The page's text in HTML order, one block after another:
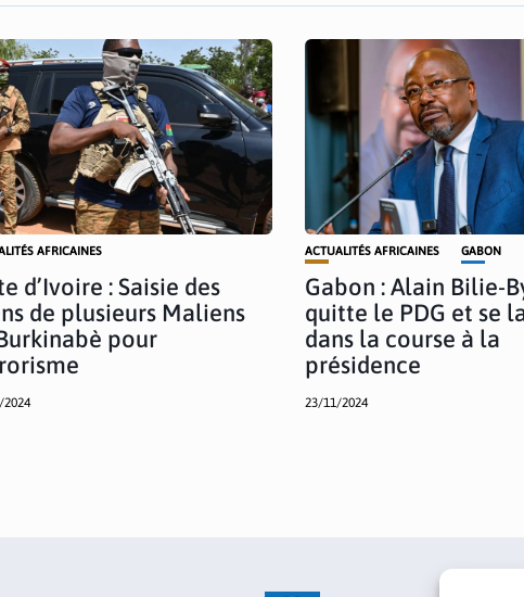
AFRICAINES
d’Ivoire : Saisie des
de plusieurs Maliens
pour
ACTUALITÉS AFRICAINES GABON
Gabon : Alain Bilie-
quitte le PDG et se
dans la course à la
présidence
23/11/2024